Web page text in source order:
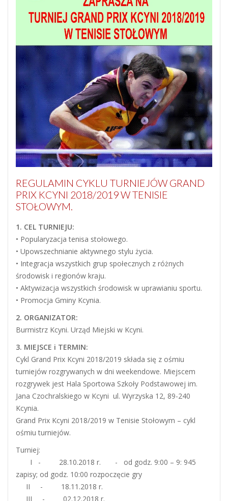
REGULAMIN CYKLU TURNIEJÓW GRAND
PRIX KCYNI 2018/2019 W TENISIE
STOŁOWYM.
1. CEL TURNIEJU:
• Popularyzacja tenisa stołowego.
• Upowszechnianie aktywnego stylu życia.
• Integracja wszystkich grup społecznych z różnych
środowisk i regionów kraju.
• Aktywizacja wszystkich środowisk w uprawianiu sportu.
• Promocja Gminy Kcynia.
2. ORGANIZATOR:
Burmistrz Kcyni. Urząd Miejski w Kcyni.
3. MIEJSCE i TERMIN:
Cykl Grand Prix Kcyni 2018/2019 składa się z ośmiu
turniejów rozgrywanych w dni weekendowe. Miejscem
rozgrywek jest Hala Sportowa Szkoły Podstawowej im.
Jana Czochralskiego w Kcyni ul. Wyrzyska 12, 89-240
Kcynia.
Grand Prix Kcyni 2018/2019 w Tenisie Stołowym – cykl
ośmiu turniejów.
Turniej:
I - 28.10.2018 r. - od godz. 9:00 – 9: 945
zapisy; od godz. 10:00 rozpoczęcie gry
II - 18.11.2018 r.
III - 02.12.2018 r.